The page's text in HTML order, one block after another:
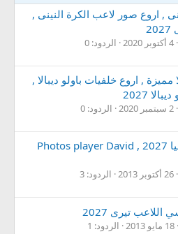
, اروع صور لاعب الكرة النينى ,
4 أكتوبر 2020
الردود: 0
مميزة , اروع خلفيات باولو ديبالا ,
2027
2 سبتمبر 2020
الردود: 0
اجدد صور اللاعب ديفيد فيا 2027 , Photos player David
26 أكتوبر 2013
الردود: 3
تيرى 2027
18 مايو 2013
الردود: 1